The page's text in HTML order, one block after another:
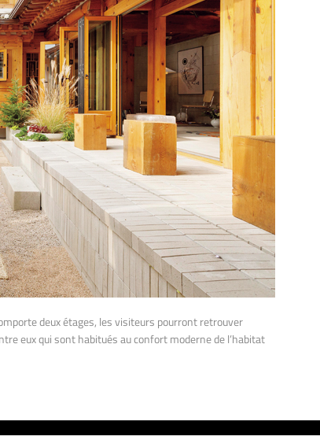
deux étages, les visiteurs pourront retrouver
eux qui sont habitués au confort moderne de l’habitat